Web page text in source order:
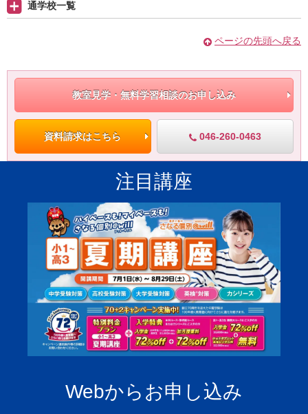
通学校一覧
ページの先頭へ戻る
教室見学・無料学習相談のお申し込み
資料請求はこちら 046-260-0463
注目講座
Webからお申し込み